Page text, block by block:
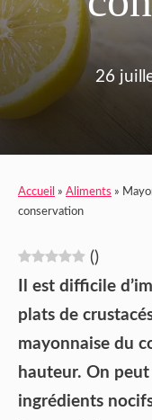
26
Accueil » Aliments »
conservation
()
Il est difficile
plats de
mayonnaise du
hauteur. On
ingrédients